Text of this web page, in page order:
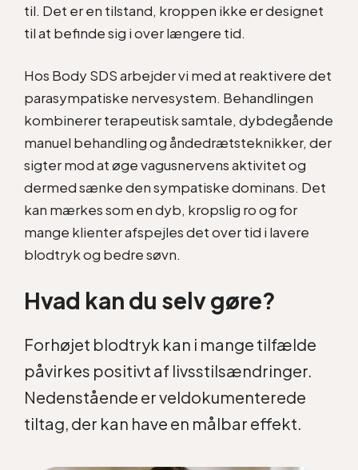
til. Det er en tilstand, kroppen ikke er designet
til at befinde sig i over længere tid.
Hos Body SDS arbejder vi med at reaktivere det
parasympatiske nervesystem. Behandlingen
kombinerer terapeutisk samtale, dybdegående
manuel behandling og åndedrætsteknikker, der
sigter mod at øge vagusnervens aktivitet og
dermed sænke den sympatiske dominans. Det
kan mærkes som en dyb, kropslig ro og for
mange klienter afspejles det over tid i lavere
blodtryk og bedre søvn.
Hvad kan du selv gøre?
Forhøjet blodtryk kan i mange tilfælde
påvirkes positivt af livsstilsændringer.
Nedenstående er veldokumenterede
tiltag, der kan have en målbar effekt.